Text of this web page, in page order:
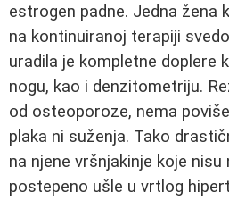
estrogen padne. Jedna žena
na kontinuiranoj terapiji
uradila je kompletne doplere
nogu, kao i denzitometriju.
od osteoporoze, nema
plaka ni suženja. Tako
na njene vršnjakinje koje
postepeno ušle u vrtlog